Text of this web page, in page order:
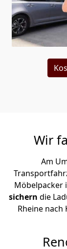
Wir
Am
Möbelpacker
sichern die
Rheine nach